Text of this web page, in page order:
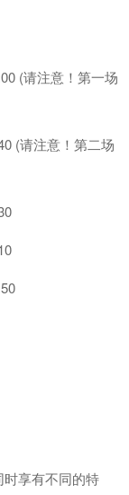
(请注意！第一场
(请注意！第二场
享有不同的特